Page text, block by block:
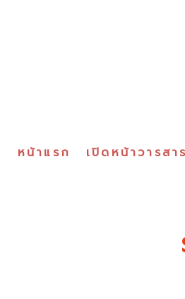
หน้าแรก เปิดหน้าวารสาร